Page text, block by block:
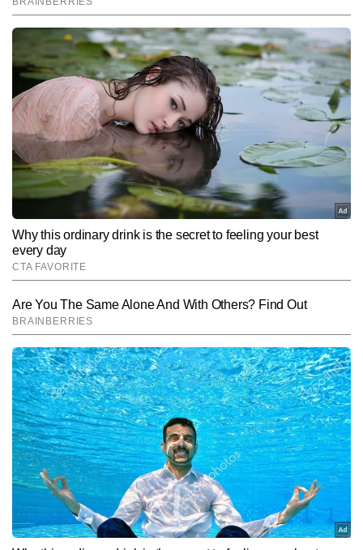
यतींद्र लवानिया AUTHOR
प्रिंट और डिजिटल मीडिया में बिजनेस एवं इकोनॉमी कैटेगरी में 10 वर्षों से अधिक
का अनुभव। पिछले 7 वर्षों से शेयर बाजार, कॉरपोरेट सेक्टर और आर्थिक नीतियों से
जुड़ी खबरों पर विशेष पकड़। लेखन में केवल हेडलाइन तक सीमित न रहकर
आंकड़ों, नीतिगत फैसलों और कॉरपोरेट दावों के पीछे की वास्तविक तस्वीर को
बैलेंस्ड और आसान शब्दों में पाठकों तक पहुंचाने का प्रयास। वर्तमान में Times
Now Hindi के लिए बाजार की हर हलचल और आर्थिक घटनाक्रम पर नजर बनाए
हुए हैं।
और पढ़ें
Follow Us:
Subscribe to our daily Newsletter!